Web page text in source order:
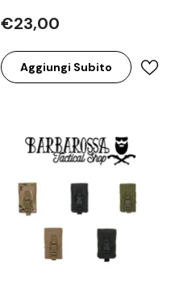
€23,00
Aggiungi Subito